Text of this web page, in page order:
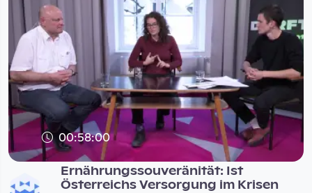
00:58:00
Ernährungssouveränität: Ist
Österreichs Versorgung im Krisen